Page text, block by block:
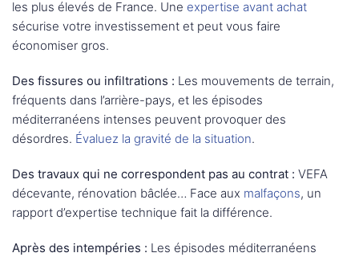
les plus élevés de France. Une expertise avant achat
sécurise votre investissement et peut vous faire
économiser gros.
Des fissures ou infiltrations : Les mouvements de terrain,
fréquents dans l’arrière-pays, et les épisodes
méditerranéens intenses peuvent provoquer des
désordres. Évaluez la gravité de la situation.
Des travaux qui ne correspondent pas au contrat : VEFA
décevante, rénovation bâclée… Face aux malfaçons, un
rapport d’expertise technique fait la différence.
Après des intempéries : Les épisodes méditerranéens